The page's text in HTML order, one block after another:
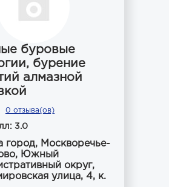
буровые
бурение
алмазной
0 отзыва(ов)
3.0
город, Москворечье-
Южный
округ,
улица, 4, к.